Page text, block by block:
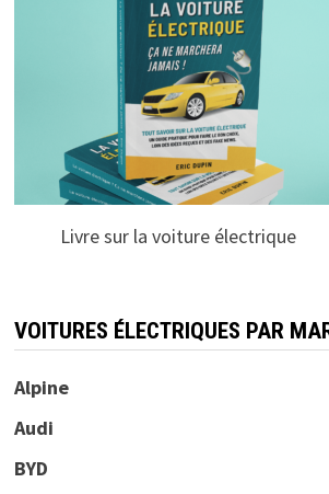
Livre sur la voiture électrique
VOITURES ÉLECTRIQUES PAR
Alpine
Audi
BYD